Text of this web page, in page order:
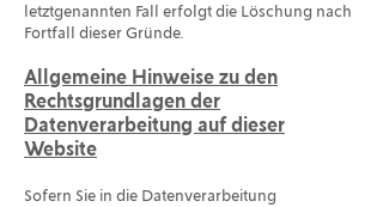
letztgenannten Fall erfolgt die Löschung nach
Fortfall dieser Gründe.
Allgemeine Hinweise zu den
Rechtsgrundlagen der
Datenverarbeitung auf dieser
Website
Sofern Sie in die Datenverarbeitung